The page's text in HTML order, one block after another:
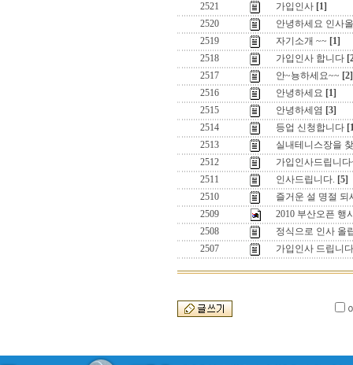
2521
가입인사 [1]
2520
안녕하세요 인사
2519
자기소개 ~~ [1]
2518
가입인사 합니다
2517
안~뇽하세요~~ [2]
2516
안녕하세요 [1]
2515
안녕하세염 [3]
2514
등업 신청합니다
2513
실내테니스장을
2512
가입인사드립니
2511
인사드립니다. [5]
2510
즐거운 설 명절
2509
2010 부산오픈 행
2508
정식으로 인사 올
2507
가입인사 드립니